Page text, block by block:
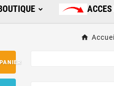
Accueil